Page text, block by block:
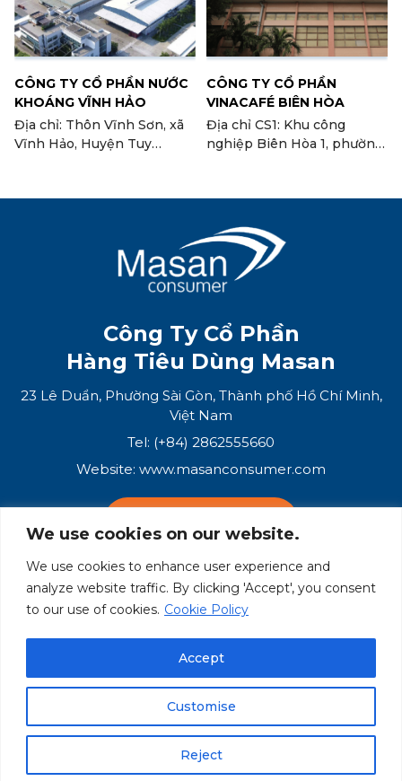
We use cookies on our website.
We use cookies to enhance user experience and
analyze website traffic. By clicking 'Accept', you consent
to our use of cookies. Cookie Policy
Customise
Reject
Accept
CÔNG TY CỔ PHẦN NƯỚC
KHOÁNG VĨNH HẢO
Địa chỉ: Thôn Vĩnh Sơn, xã
Vĩnh Hảo, Huyện Tuy
CÔNG TY CỔ PHẦN
VINACAFÉ BIÊN HÒA
Địa chỉ CS1: Khu công
nghiệp Biên Hòa 1, phường
đất C, I.III-3+7, Khu công
Tam An, Huyện Long
Thành tỉnh Đồng Nai (Nhà
máy cà phê Biên Hòa II)
Công Ty Cổ Phần
Hàng Tiêu Dùng Masan
23 Lê Duẩn, Phường Sài Gòn, Thành phố Hồ Chí Minh,
Việt Nam
Tel: (+84) 2862555660
Website: www.masanconsumer.com
Hệ Sinh Thái Masan
Masan Group
© Masan Consumer 2025
Chính sách Cookie